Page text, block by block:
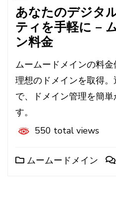
あなたのデジタ
ティを手軽に –
ン料金
ムームードメインの料
理想のドメインを取得
で、ドメイン管理を簡
す。
550 total views
ムームードメイン